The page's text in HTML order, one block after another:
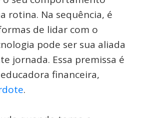
rotina. Na sequência, é
de lidar com o
pode ser sua aliada
jornada. Essa premissa é
financeira,
.